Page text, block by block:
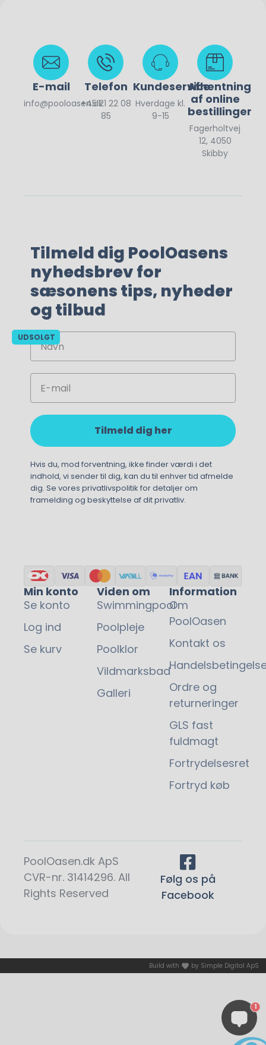
13.990,00kr.
UDSOLGT
5.295,00kr.
E-mail
info@pooloasen.dk
Telefon
+45 21 22 08
85
Kundeservice
Hverdage kl.
9-15
Afhentning
af online
bestillinger
Fagerholtvej
12, 4050
Skibby
Tilmeld dig PoolOasens
nyhedsbrev for
sæsonens tips, nyheder
og tilbud
Navn
Tilmeld dig her
Hvis du, mod forventning, ikke finder værdi i det
indhold, vi sender til dig, kan du til enhver tid afmelde
dig. Se vores privatlivspolitik for detaljer om
framelding og beskyttelse af dit privatliv.
Min konto
Se konto
Log ind
Se kurv
Viden om
Swimmingpool
Poolpleje
Poolklor
Vildmarksbad
Galleri
Information
Om
PoolOasen
Kontakt os
Ordre og
returneringer
GLS fast
fuldmagt
Fortrydelsesret
Fortryd køb
PoolOasen.dk ApS
CVR-nr. 31414296. All
Rights Reserved
Følg os på
Facebook
Build with by Simple Digital ApS
1